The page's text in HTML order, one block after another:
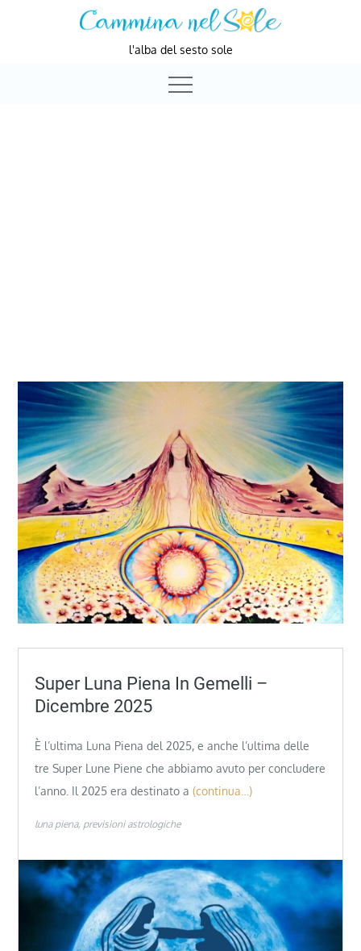
l'alba del sesto sole
Super Luna Piena In Gemelli –
Dicembre 2025
È l’ultima Luna Piena del 2025, e anche l’ultima delle
tre Super Lune Piene che abbiamo avuto per concludere
l’anno. Il 2025 era destinato a (continua…)
luna piena previsioni astrologiche